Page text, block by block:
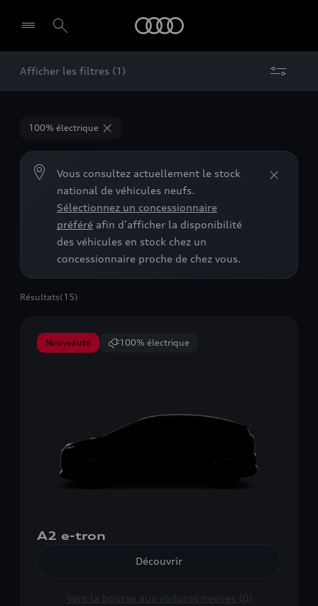
Afficher les filtres (1)
100% électrique
Vous consultez actuellement le stock
national de véhicules neufs.
Sélectionnez un concessionnaire
préféré afin d’afficher la disponibilité
des véhicules en stock chez un
concessionnaire proche de chez vous.
Résultats(15)
Nouveauté 100% électrique
A2 e-tron
Découvrir
Vers la bourse aux voitures neuves (0)